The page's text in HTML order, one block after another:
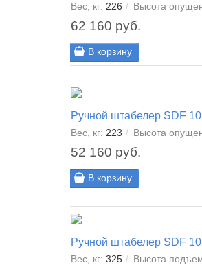
Вес, кг: 226 Высота
62 160 руб.
В корзину
Ручной штабелер SDF
Вес, кг: 223 Высота
52 160 руб.
В корзину
Ручной штабелер SDF
Вес, кг: 325 Высота